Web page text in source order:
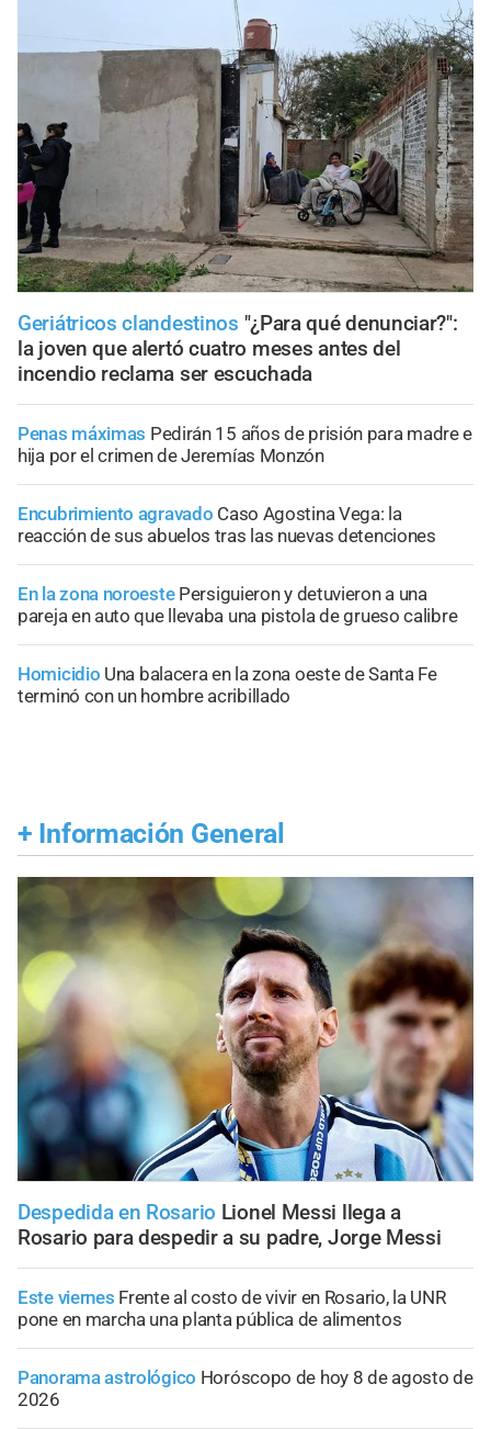
Geriátricos clandestinos "¿Para qué denunciar?":
la joven que alertó cuatro meses antes del
incendio reclama ser escuchada
Penas máximas Pedirán 15 años de prisión para madre e
hija por el crimen de Jeremías Monzón
Encubrimiento agravado Caso Agostina Vega: la
reacción de sus abuelos tras las nuevas detenciones
En la zona noroeste Persiguieron y detuvieron a una
pareja en auto que llevaba una pistola de grueso calibre
Homicidio Una balacera en la zona oeste de Santa Fe
terminó con un hombre acribillado
+ Información General
Despedida en Rosario Lionel Messi llega a
Rosario para despedir a su padre, Jorge Messi
Este viernes Frente al costo de vivir en Rosario, la UNR
pone en marcha una planta pública de alimentos
Panorama astrológico Horóscopo de hoy 8 de agosto de
2026